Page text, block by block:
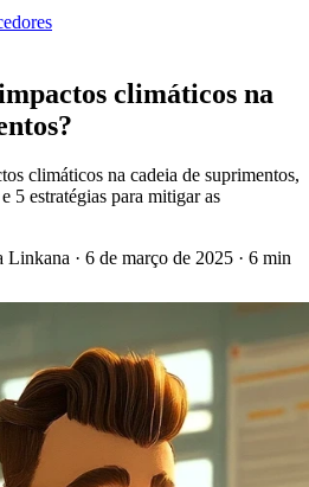
climáticos na
climáticos na cadeia de suprimentos,
5 estratégias para mitigar as
Linkana · 6 de março de 2025 · 6 min